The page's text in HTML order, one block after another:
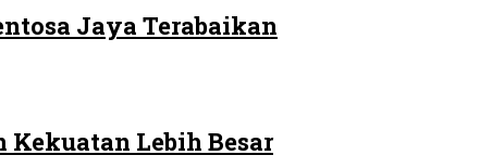
Jaya Terabaikan
Kekuatan Lebih Besar